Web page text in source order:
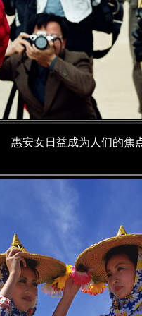
惠安女日益成为人们的焦